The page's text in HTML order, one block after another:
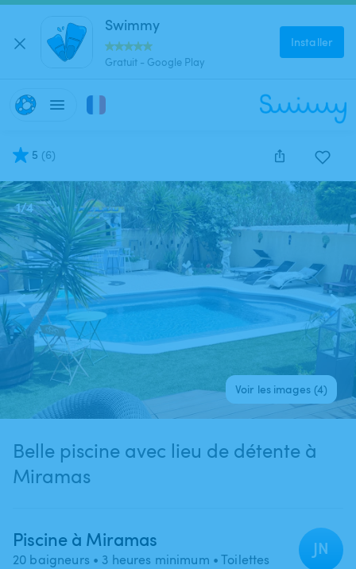
Swimmy
Gratuit - Google Play
Installer
5 (6)
1/4
Voir les images (4)
Belle piscine avec lieu de détente à
Miramas
Piscine à Miramas
20 baigneurs • 3 heures minimum • Toilettes
JN